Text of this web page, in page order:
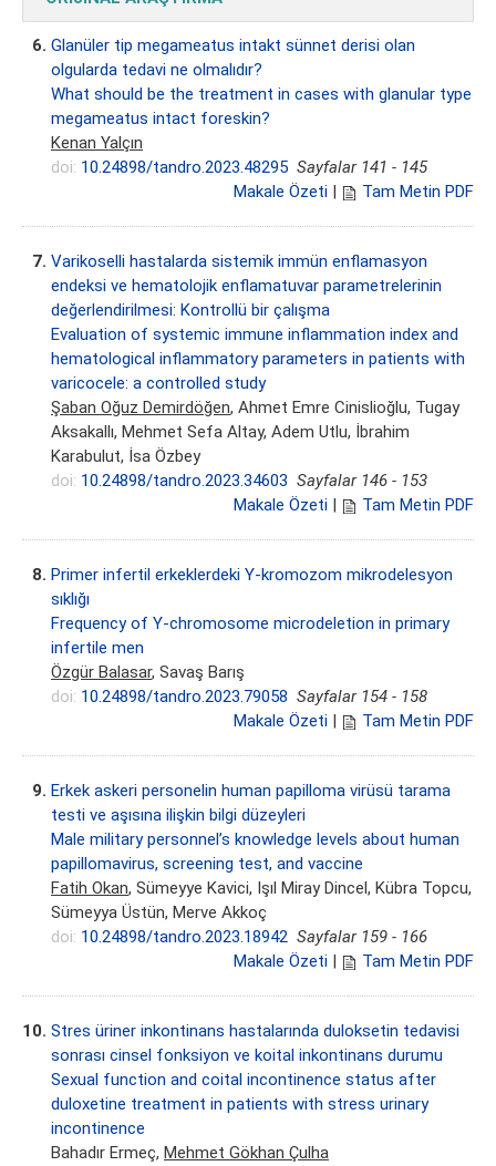
6. Glanüler tip megameatus intakt sünnet derisi olan
olgularda tedavi ne olmalıdır?
What should be the treatment in cases with glanular type
megameatus intact foreskin?
Kenan Yalçın
doi: 10.24898/tandro.2023.48295 Sayfalar 141 - 145
Makale Özeti
Tam Metin PDF
7. Varikoselli hastalarda sistemik immün enflamasyon
endeksi ve hematolojik enflamatuvar parametrelerinin
değerlendirilmesi: Kontrollü bir çalışma
Evaluation of systemic immune inflammation index and
hematological inflammatory parameters in patients with
varicocele: a controlled study
Şaban Oğuz Demirdöğen, Ahmet Emre Cinislioğlu, Tugay
Aksakallı, Mehmet Sefa Altay, Adem Utlu, İbrahim
Karabulut, İsa Özbey
doi: 10.24898/tandro.2023.34603 Sayfalar 146 - 153
Makale Özeti
Tam Metin PDF
8. Primer infertil erkeklerdeki Y-kromozom mikrodelesyon
sıklığı
Frequency of Y-chromosome microdeletion in primary
infertile men
Özgür Balasar, Savaş Barış
doi: 10.24898/tandro.2023.79058 Sayfalar 154 - 158
Makale Özeti
Tam Metin PDF
9. Erkek askeri personelin human papilloma virüsü tarama
testi ve aşısına ilişkin bilgi düzeyleri
Male military personnel’s knowledge levels about human
papillomavirus, screening test, and vaccine
Fatih Okan, Sümeyye Kavici, Işıl Miray Dincel, Kübra Topcu,
Sümeyya Üstün, Merve Akkoç
doi: 10.24898/tandro.2023.18942 Sayfalar 159 - 166
Makale Özeti
Tam Metin PDF
10. Stres üriner inkontinans hastalarında duloksetin tedavisi
sonrası cinsel fonksiyon ve koital inkontinans durumu
Sexual function and coital incontinence status after
duloxetine treatment in patients with stress urinary
incontinence
Bahadır Ermeç, Mehmet Gökhan Çulha